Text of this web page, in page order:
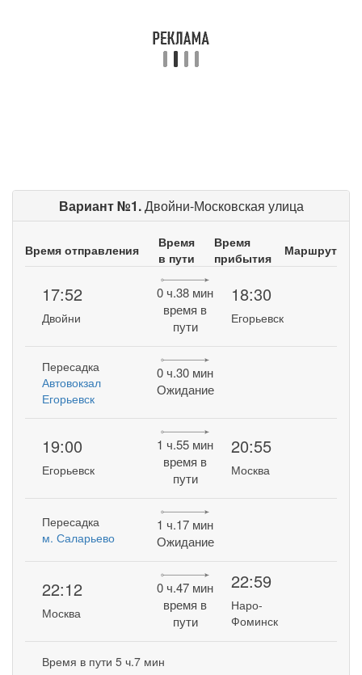
Вариант №1.Двойни-Московская улица
Время отправления
Время
в пути
Время
прибытия
Маршрут
17:52
Двойни
0 ч.38 мин
время в
пути
18:30
Егорьевск
Пересадка
Автовокзал
Егорьевск
0 ч.30 мин
Ожидание
19:00
Егорьевск
1 ч.55 мин
время в
пути
20:55
Москва
Пересадка
м. Саларьево
1 ч.17 мин
Ожидание
22:12
Москва
0 ч.47 мин
время в
пути
22:59
Наро-
Фоминск
Время в пути 5 ч.7 мин